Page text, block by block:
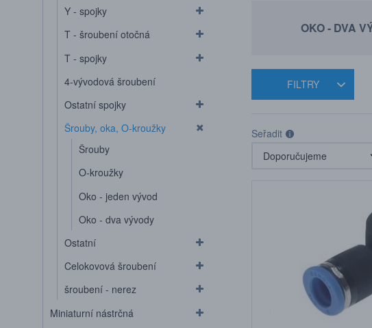
Y - spojky
T - šroubení otočná
T - spojky
4-vývodová šroubení
Ostatní spojky
Šrouby, oka, O-kroužky
Šrouby
O-kroužky
Oko - jeden vývod
Oko - dva vývody
Ostatní
Celokovová šroubení
šroubení - nerez
Miniaturní nástrčná
OKO - DVA
FILTRY
Seřadit